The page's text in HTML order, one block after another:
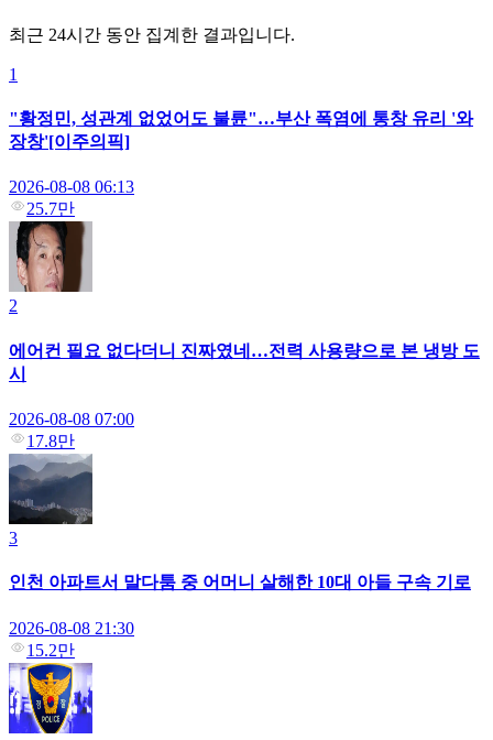
최근 24시간 동안 집계한 결과입니다.
1
"황정민, 성관계 없었어도 불륜"…부산 폭염에 통창 유리 '와
장창'[이주의픽]
2026-08-08 06:13
25.7만
2
에어컨 필요 없다더니 진짜였네…전력 사용량으로 본 냉방 도
시
2026-08-08 07:00
17.8만
3
인천 아파트서 말다툼 중 어머니 살해한 10대 아들 구속 기로
2026-08-08 21:30
15.2만